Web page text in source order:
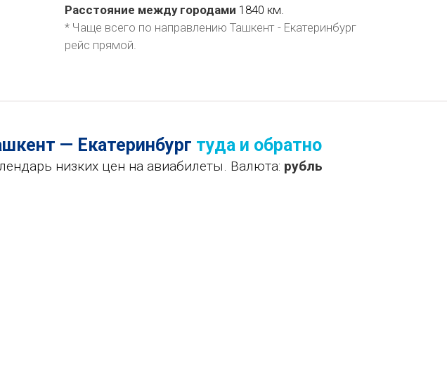
Расстояние между городами 1840 км.
* Чаще всего по направлению Ташкент - Екатеринбург
рейс прямой.
— Екатеринбург туда и обратно
низких цен на авиабилеты. Валюта: рубль